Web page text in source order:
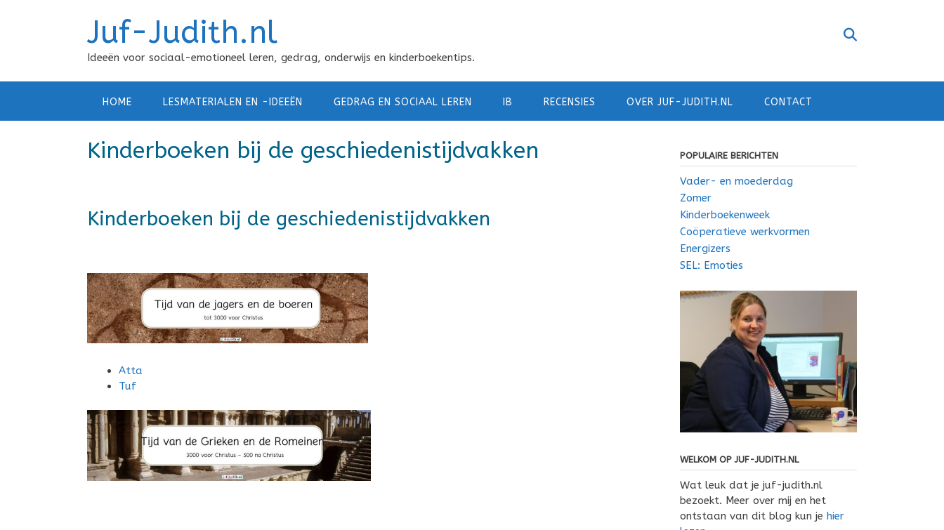
Juf-Judith.nl
Ideeën voor sociaal-emotioneel leren, gedrag, onderwijs en kinderboekentips.
HOME LESMATERIALEN EN -IDEEËN GEDRAG EN SOCIAAL LEREN IB RECENSIES OVER JUF-JUDITH.NL CONTACT
Kinderboeken bij de geschiedenistijdvakken
Kinderboeken bij de geschiedenistijdvakken
Atta
Tuf
POPULAIRE BERICHTEN
Vader- en moederdag
Zomer
Kinderboekenweek
Coöperatieve werkvormen
Energizers
SEL: Emoties
WELKOM OP JUF-JUDITH.NL
Wat leuk dat je juf-judith.nl
bezoekt. Meer over mij en het
ontstaan van dit blog kun je hier